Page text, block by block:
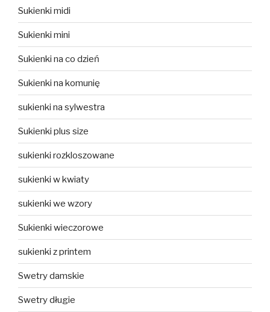
Sukienki midi
Sukienki mini
Sukienki na co dzień
Sukienki na komunię
sukienki na sylwestra
Sukienki plus size
sukienki rozkloszowane
sukienki w kwiaty
sukienki we wzory
Sukienki wieczorowe
sukienki z printem
Swetry damskie
Swetry długie